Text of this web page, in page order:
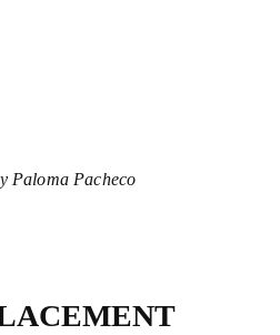
Paloma Pacheco